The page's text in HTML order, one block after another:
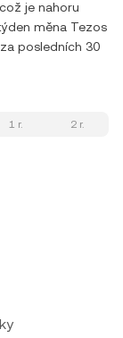
je nahoru
měna Tezos
posledních 30
1 r. 2 r.